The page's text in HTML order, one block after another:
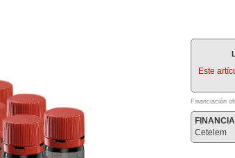
Este
Financiación
Cetelem